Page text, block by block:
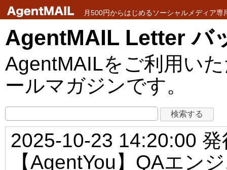
月500円からはじめるソーシャルメディア
AgentMAIL Letter バ
AgentMAILをご利用い
ールマガジンです。
2025-10-23 14:20:00 発
【AgentYou】QAエン